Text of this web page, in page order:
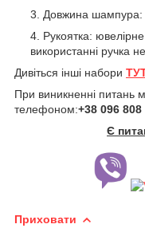
Довжина шампура:
Рукоятка:
використанні ручка
Дивіться інші набори
При виникненні питань
телефоном:+38 096 808
Є
Приховати